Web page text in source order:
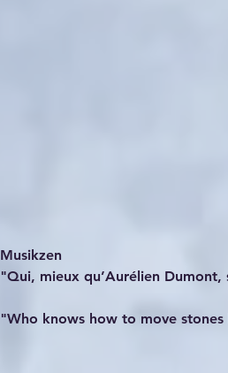
Musikzen
"Qui, mieux qu’Aurélien
"Who knows how to move